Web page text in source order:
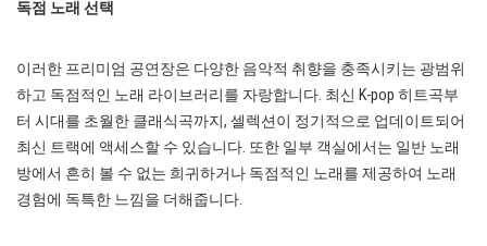
독점 노래 선택
이러한 프리미엄 공연장은 다양한 음악적 취향을 충족시키는 광범위
하고 독점적인 노래 라이브러리를 자랑합니다. 최신 K-pop 히트곡부
터 시대를 초월한 클래식곡까지, 셀렉션이 정기적으로 업데이트되어
최신 트랙에 액세스할 수 있습니다. 또한 일부 객실에서는 일반 노래
방에서 흔히 볼 수 없는 희귀하거나 독점적인 노래를 제공하여 노래
경험에 독특한 느낌을 더해줍니다.